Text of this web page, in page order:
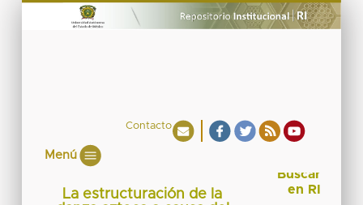
Contacto
Menú
La estructuración de la
Buscar
en RI